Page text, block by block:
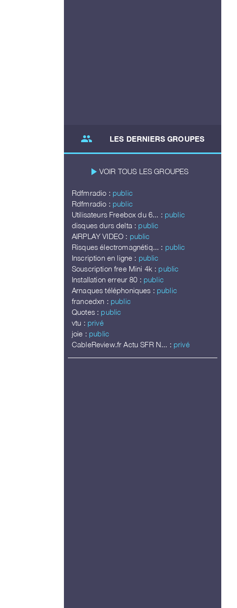
group LES DERNIERS GROUPES
play_arrow VOIR TOUS LES GROUPES
Rdfmradio : public
Rdfmradio : public
Utilisateurs Freebox du 6... : public
disques durs delta : public
AIRPLAY VIDEO : public
Risques électromagnétiq... : public
Inscription en ligne : public
Souscription free Mini 4k : public
Installation erreur 80 : public
Arnaques téléphoniques : public
francedxn : public
Quotes : public
vtu : privé
joie : public
CableReview.fr Actu SFR N... : privé